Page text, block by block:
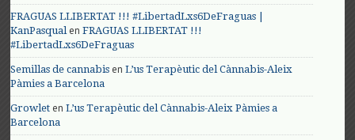
FRAGUAS LLIBERTAT !!! #LibertadLxs6DeFraguas |
KanPasqualenFRAGUAS LLIBERTAT !!!
#LibertadLxs6DeFraguas
Semillas de cannabis enL’us Terapèutic del Cànnabis-Aleix
Pàmies a Barcelona
Growlet enL’us Terapèutic del Cànnabis-Aleix Pàmies a
Barcelona